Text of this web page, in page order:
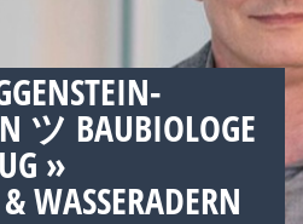
ツ BAUBIOLOGE
»
WASSERADERN